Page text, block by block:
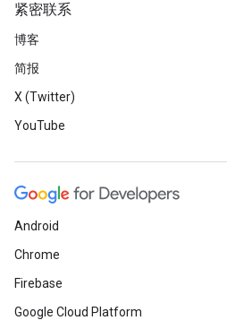
紧密联系
博客
简报
X (Twitter)
YouTube
Android
Chrome
Firebase
Google Cloud Platform